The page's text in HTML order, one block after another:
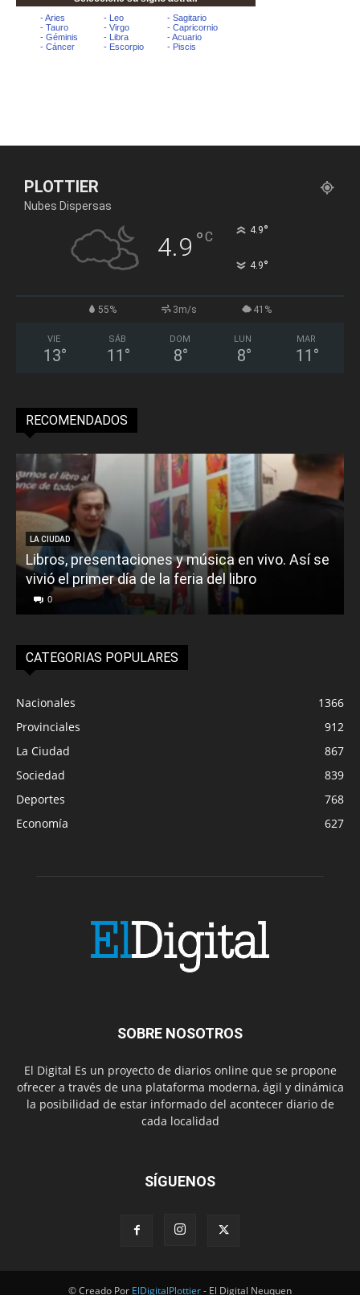
PLOTTIER
Nubes Dispersas
4.9 °C 4.9°
4.9°
55% 3m/s 41%
VIE
13°
SÁB
11 °
DOM
8°
LUN
8°
MAR
11 °
RECOMENDADOS
LA CIUDAD
Libros, presentaciones y música en vivo. Así se
vivió el primer día de la feria del libro
0
CATEGORIAS POPULARES
Nacionales
1366
Provinciales
912
La Ciudad
867
Sociedad
839
Deportes
768
Economía
627
SOBRE NOSOTROS
El Digital Es un proyecto de diarios online que se propone
ofrecer a través de una plataforma moderna, ágil y dinámica
la posibilidad de estar informado del acontecer diario de
cada localidad
SÍGUENOS
© Creado Por ElDigitalPlottier- El Digital Neuquen